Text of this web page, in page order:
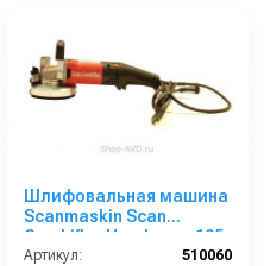
Шлифовальная машина
Scanmaskin Scan
Combiflex Handyman 125
Артикул:
510060